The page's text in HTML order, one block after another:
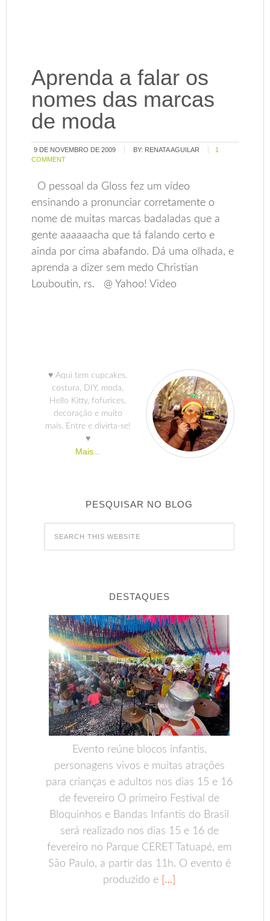
Aprenda a falar os
nomes das marcas
de moda
9 DE NOVEMBRO DE 2009 BY: RENATA AGUILAR
1
COMMENT
O pessoal da Gloss fez um vídeo
ensinando a pronunciar corretamente o
nome de muitas marcas badaladas que a
gente aaaaaacha que tá falando certo e
ainda por cima abafando. Dá uma olhada, e
aprenda a dizer sem medo Christian
Louboutin, rs. @ Yahoo! Video
♥ Aqui tem cupcakes,
costura, DIY, moda,
Hello Kitty, fofurices,
decoração e muito
mais. Entre e divirta-se!
♥
Mais...
PESQUISAR NO BLOG
DESTAQUES
Evento reúne blocos infantis,
personagens vivos e muitas atrações
para crianças e adultos nos dias 15 e 16
de fevereiro O primeiro Festival de
Bloquinhos e Bandas Infantis do Brasil
será realizado nos dias 15 e 16 de
fevereiro no Parque CERET Tatuapé, em
São Paulo, a partir das 11h. O evento é
produzido e […]